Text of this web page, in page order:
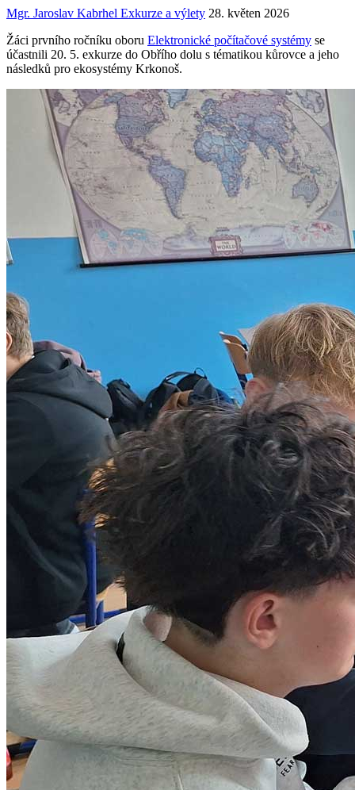
Mgr. Jaroslav Kabrhel Exkurze a výlety 28. květen 2026
Žáci prvního ročníku oboru Elektronické počítačové systémy se
účastnili 20. 5. exkurze do Obřího dolu s tématikou kůrovce a jeho
následků pro ekosystémy Krkonoš.